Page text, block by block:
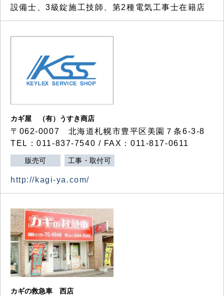
設備士、3級錠施工技師、第2種電気工事士在籍店
カギ屋 （有）うすき商店
〒062-0007 北海道札幌市豊平区美園７条6-3-8
TEL：011-837-7540 / FAX：011-817-0611
販売可 工事・取付可
http://kagi-ya.com/
カギの救急車 西店